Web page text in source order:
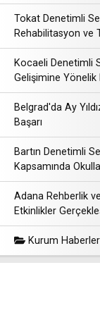
Tokat Denetimli
Rehabilitasyon ve
Kocaeli Denetimli
Gelişimine
Belgrad'da Ay
Başarı
Bartın Denetimli
Kapsamında
Adana Rehberlik
Etkinlikler
Kurum